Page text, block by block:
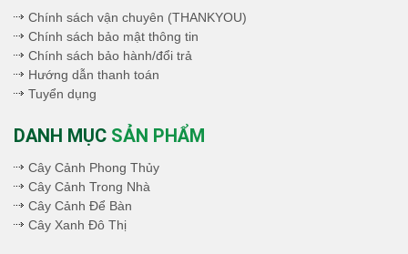
Chính sách vận chuyên (THANKYOU)
Chính sách bảo mật thông tin
Chính sách bảo hành/đổi trả
Hướng dẫn thanh toán
Tuyển dụng
DANH MỤC SẢN PHẨM
Cây Cảnh Phong Thủy
Cây Cảnh Trong Nhà
Cây Cảnh Để Bàn
Cây Xanh Đô Thị